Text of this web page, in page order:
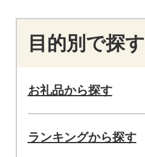
目的別で探す
お礼品から探す
ランキングから探す